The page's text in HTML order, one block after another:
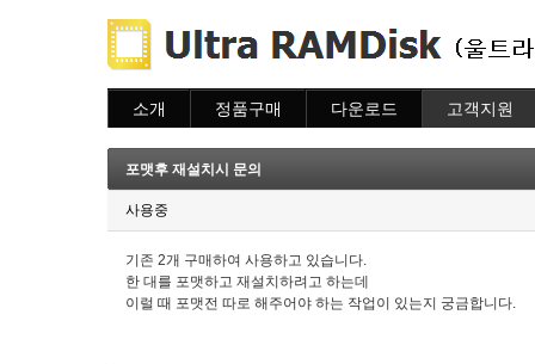
소개 정품구매
주문조회
이용안내
다운로드 고객지원
질문하기
포맷후 재설치시 문의
사용중
기존 2개 구매하여 사용하고 있습니다.
한 대를 포맷하고 재설치하려고 하는데
이럴 때 포맷전 따로 해주어야 하는 작업이 있는지 궁금합니다.